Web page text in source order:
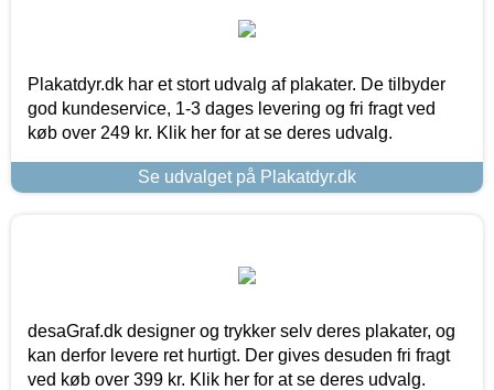
Plakatdyr.dk har et stort udvalg af plakater. De tilbyder
god kundeservice, 1-3 dages levering og fri fragt ved
køb over 249 kr. Klik her for at se deres udvalg.
Se udvalget på Plakatdyr.dk
desaGraf.dk designer og trykker selv deres plakater, og
kan derfor levere ret hurtigt. Der gives desuden fri fragt
ved køb over 399 kr. Klik her for at se deres udvalg.